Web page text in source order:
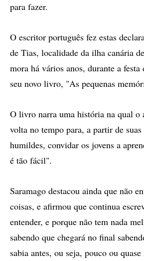
para fazer.
O escritor português fez estas
de Tias, localidade da ilha canária
mora há vários anos, durante a festa
seu novo livro, "As pequenas
O livro narra uma história na qual o
volta no tempo para, a partir de
humildes, convidar os jovens a
é tão fácil".
Saramago destacou ainda que não
coisas, e afirmou que continua
entender, e porque não tem nada
sabendo que chegará no final
sabia antes, ou seja, pouco ou quase